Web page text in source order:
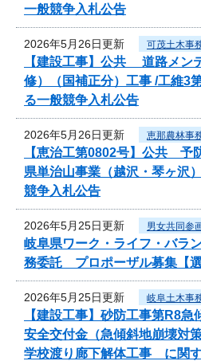
一般競争入札公告
2026年5月26日更新 可茂土木事
【建設工事】公共 道路メン
修）（国補正分）工事 /工維3
る一般競争入札公告
2026年5月26日更新 恵那農林事
【恵治工第0802号】公共 予
県単治山事業（越沢・琴ヶ沢
競争入札公告
2026年5月25日更新 男女共同参
岐阜県ワーク・ライフ・バラ
務委託 プロポーザル募集【選
2026年5月25日更新 岐阜土木事
【建設工事】砂防工事第R8
安全交付金（急傾斜地崩壊対
学校渡り廊下解体工事 に関